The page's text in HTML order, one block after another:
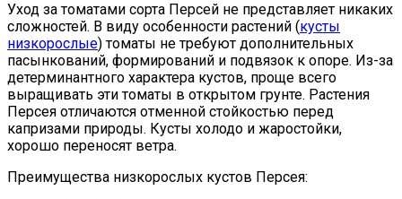
Уход за томатами сорта Персей не представляет никаких
сложностей. В виду особенности растений (кусты
низкорослые) томаты не требуют дополнительных
пасынкований, формирований и подвязок к опоре. Из-за
детерминантного характера кустов, проще всего
выращивать эти томаты в открытом грунте. Растения
Персея отличаются отменной стойкостью перед
капризами природы. Кусты холодо и жаростойки,
хорошо переносят ветра.
Преимущества низкорослых кустов Персея: